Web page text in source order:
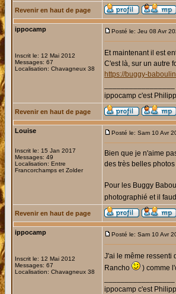
Revenir en haut de page
ippocamp
Inscrit le: 12 Mai 2012
Messages: 67
Localisation: Chavagneux 38
Posté le: Jeu 08 Avr
Et maintenant il est
C'est là, sur un autre
https://buggy-
ippocamp c'est
Revenir en haut de page
Louise
Inscrit le: 15 Jan 2017
Messages: 49
Localisation: Entre
Francorchamps et Zolder
Posté le: Sam 10 Avr
Bien que je n'aime
des très belles
Pour les Buggy
photographié et il
Revenir en haut de page
ippocamp
Inscrit le: 12 Mai 2012
Messages: 67
Localisation: Chavagneux 38
Posté le: Sam 10 Avr
J'ai le même ressenti
Rancho
) comme
ippocamp c'est